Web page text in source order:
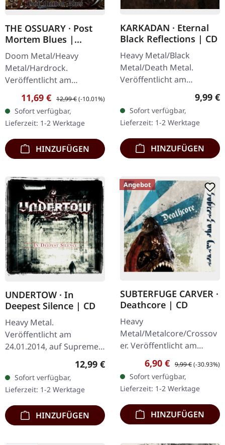
THE OSSUARY · Post
Mortem Blues |
DIGIPAK CD
Doom Metal/Heavy
Metal/Hardrock.
Veröffentlicht am
17.02.2017, auf Supreme
Chaos Records. Limitierte
Erstauflage als Digipak.
Debüt-Album der…
Verkaufspreis:
11,69 € Regulärer Preis:
12,99 €(-10.01%)
Sofort verfügbar,
Lieferzeit: 1-2 Werktage
HINZUFÜGEN
KARKADAN · Eternal
Black Reflections | CD
Heavy Metal/Black
Metal/Death Metal.
Veröffentlicht am
19.01.2002, auf Supreme
Chaos Records. CD im
Jewelcase. Neuauflage mit
neuem Artwork,…
9,99 €
Sofort verfügbar,
Lieferzeit: 1-2 Werktage
HINZUFÜGEN
UNDERTOW · In
Deepest Silence | CD
Heavy Metal.
Veröffentlicht am
24.01.2014, auf Supreme
Chaos Records. CD im
Jewelcase. Heavy wie
Hölle und dennoch
abwechslungsreich. Das
neue Album…
Regulärer Preis:
12,99 €
Sofort verfügbar,
Lieferzeit: 1-2 Werktage
HINZUFÜGEN
Angebot
SUBTERFUGE CARVER ·
Deathcore | CD
Heavy
Metal/Metalcore/Crossov
er. Veröffentlicht am
08.02.2008, auf Supreme
Chaos Records. CD im
Jewelcase mit 12-seitigem
Booklet. Subterfuge
Carver…
Verkaufspreis:
6,90 € Regulärer Preis:
9,99 €(-30.93%)
Sofort verfügbar,
Lieferzeit: 1-2 Werktage
HINZUFÜGEN